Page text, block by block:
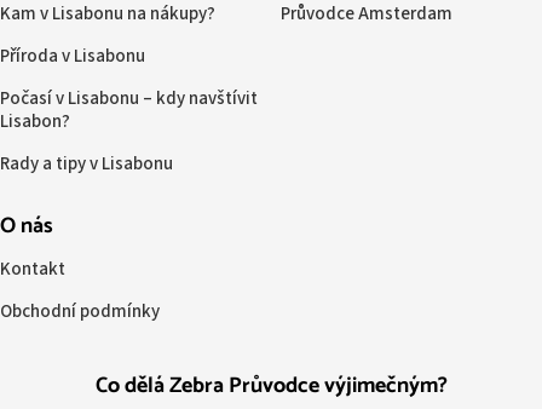
Co dělá Zebra Průvodce výjimečným?
Kam v Lisabonu na nákupy?
Příroda v Lisabonu
Počasí v Lisabonu – kdy navštívit
Lisabon?
Rady a tipy v Lisabonu
Průvodce Amsterdam
O nás
Kontakt
Obchodní podmínky